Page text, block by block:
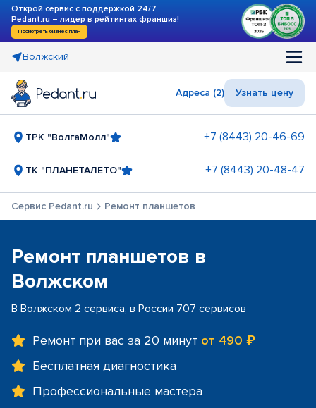
Открой сервис с поддержкой 24/7
Pedant.ru – лидер в рейтингах франшиз!
Посмотреть бизнес-план
Волжский
Адреса (2) Узнать цену
ТРК "ВолгаМолл" +7 (8443) 20-46-69
ТК "ПЛАНЕТАЛЕТО" +7 (8443) 20-48-47
Сервис Pedant.ru Ремонт планшетов
Ремонт планшетов в
Волжском
В Волжском 2 сервиса, в России 707 сервисов
Ремонт при вас за 20 минут от 490 ₽
Бесплатная диагностика
Профессиональные мастера